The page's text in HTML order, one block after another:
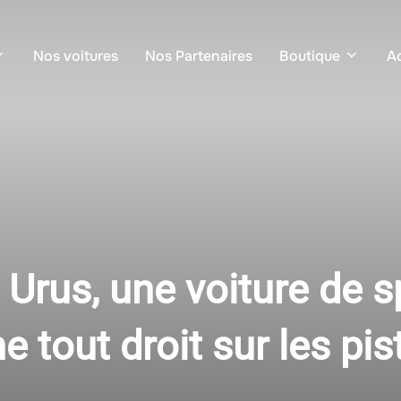
Nos voitures Nos Partenaires Boutique
une voiture de
tout droit sur les